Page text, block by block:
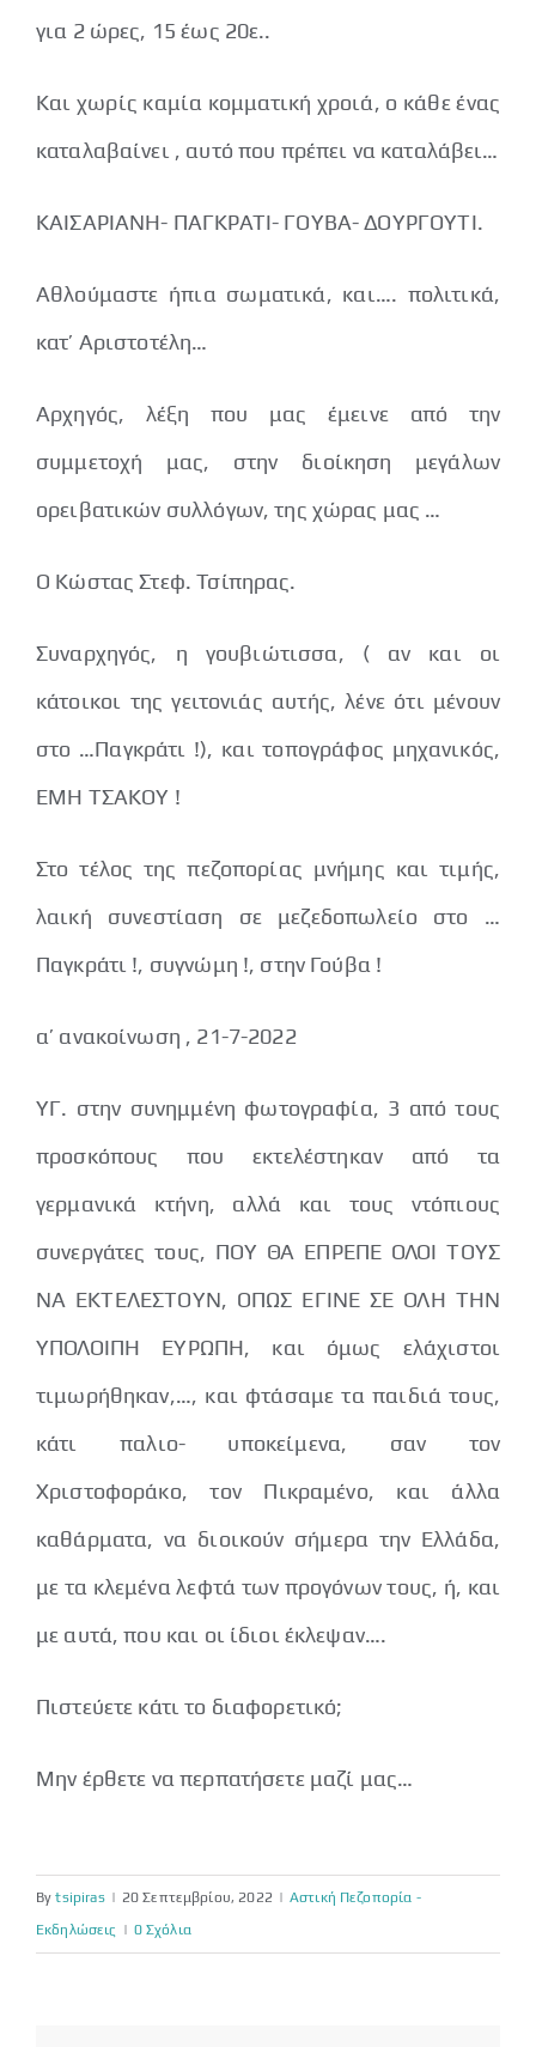
για 2 ώρες, 15 έως 20ε..
Και χωρίς καμία κομματική χροιά, ο κάθε ένας
καταλαβαίνει , αυτό που πρέπει να καταλάβει…
ΚΑΙΣΑΡΙΑΝΗ- ΠΑΓΚΡΑΤΙ- ΓΟΥΒΑ- ΔΟΥΡΓΟΥΤΙ.
Αθλούμαστε ήπια σωματικά, και…. πολιτικά,
κατ’ Αριστοτέλη…
Αρχηγός, λέξη που μας έμεινε από την
συμμετοχή μας, στην διοίκηση μεγάλων
ορειβατικών συλλόγων, της χώρας μας …
Ο Κώστας Στεφ. Τσίπηρας.
Συναρχηγός, η γουβιώτισσα, ( αν και οι
κάτοικοι της γειτονιάς αυτής, λένε ότι μένουν
στο …Παγκράτι !), και τοπογράφος μηχανικός,
ΕΜΗ ΤΣΑΚΟΥ !
Στο τέλος της πεζοπορίας μνήμης και τιμής,
λαική συνεστίαση σε μεζεδοπωλείο στο …
Παγκράτι !, συγνώμη !, στην Γούβα !
α’ ανακοίνωση , 21-7-2022
ΥΓ. στην συνημμένη φωτογραφία, 3 από τους
προσκόπους που εκτελέστηκαν από τα
γερμανικά κτήνη, αλλά και τους ντόπιους
συνεργάτες τους, ΠΟΥ ΘΑ ΕΠΡΕΠΕ ΟΛΟΙ ΤΟΥΣ
ΝΑ ΕΚΤΕΛΕΣΤΟΥΝ, ΟΠΩΣ ΕΓΙΝΕ ΣΕ ΟΛΗ ΤΗΝ
ΥΠΟΛΟΙΠΗ ΕΥΡΩΠΗ, και όμως ελάχιστοι
τιμωρήθηκαν,…, και φτάσαμε τα παιδιά τους,
κάτι παλιο- υποκείμενα, σαν τον
Χριστοφοράκο, τον Πικραμένο, και άλλα
καθάρματα, να διοικούν σήμερα την Ελλάδα,
με τα κλεμένα λεφτά των προγόνων τους, ή, και
με αυτά, που και οι ίδιοι έκλεψαν….
Πιστεύετε κάτι το διαφορετικό;
Μην έρθετε να περπατήσετε μαζί μας…
Bytsipiras | 20 Σεπτεμβρίου, 2022 | Αστική Πεζοπορία -
Εκδηλώσεις | 0 Σχόλια